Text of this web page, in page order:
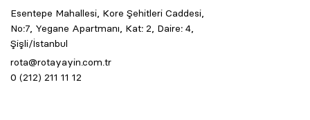
Esentepe Mahallesi, Kore Şehitleri Caddesi,
No:7, Yegane Apartmanı, Kat: 2, Daire: 4,
Şişli/İstanbul
rota@rotayayin.com.tr
0 (212) 211 11 12